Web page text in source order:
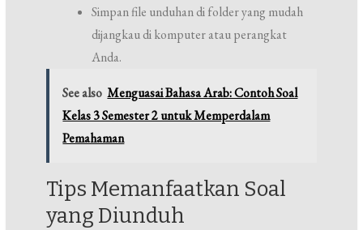
Simpan file unduhan di folder yang mudah
dijangkau di komputer atau perangkat
Anda.
See also Menguasai Bahasa Arab: Contoh Soal
Kelas 3 Semester 2 untuk Memperdalam
Pemahaman
Tips Memanfaatkan Soal
yang Diunduh